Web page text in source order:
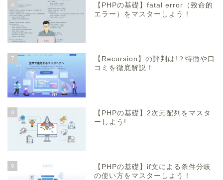
6
【PHPの基礎】fatal error（致命的
エラー）をマスターしよう！
7
【Recursion】の評判は!？特徴や口
コミを徹底解説！
8
【PHPの基礎】2次元配列をマスタ
ーしよう!
9
【PHPの基礎】if文による条件分岐
の使い方をマスターしよう！